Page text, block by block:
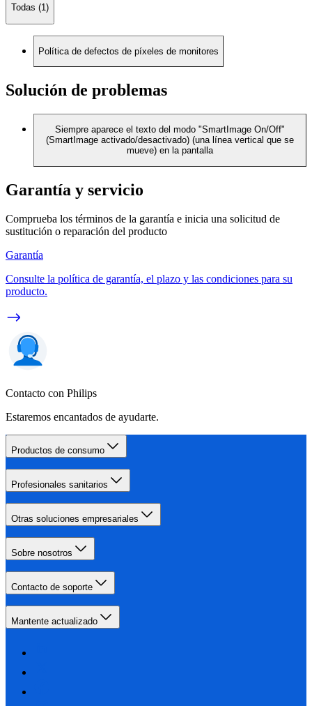
Todas (1)
Política de defectos de píxeles de monitores
Solución de problemas
Siempre aparece el texto del modo "SmartImage On/Off"
(SmartImage activado/desactivado) (una línea vertical que se
mueve) en la pantalla
Garantía y servicio
Comprueba los términos de la garantía e inicia una solicitud de
sustitución o reparación del producto
Garantía
Consulte la política de garantía, el plazo y las condiciones para su
producto.
Contacto con Philips
Estaremos encantados de ayudarte.
Productos de consumo
Profesionales sanitarios
Otras soluciones empresariales
Sobre nosotros
Contacto de soporte
Mantente actualizado